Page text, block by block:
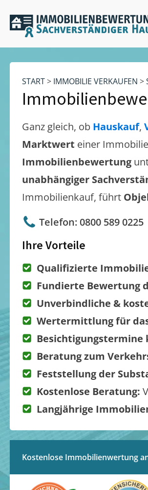
START> IMMOBILIE VERKAUFEN >
Ganz gleich, ob Hauskauf,
Marktwert einer
Immobilienbewertung
unabhängiger
Immobilienkauf, führt
Telefon: 0800 589 0225
Ihre Vorteile
Qualifizierte
Fundierte Bewertung
Unverbindliche &
Wertermittlung für
Beratung zum
Feststellung der
Kostenlose Beratung:
Langjährige
Kostenlose Immobilienwertung